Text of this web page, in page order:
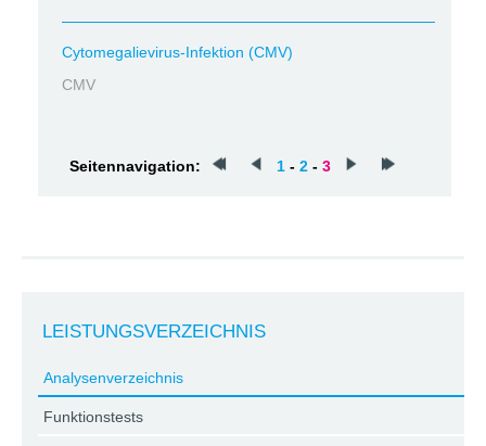
Cytomegalievirus-Infektion (CMV)
CMV
Seitennavigation: 1 - 2 - 3
LEISTUNGSVERZEICHNIS
Analysenverzeichnis
Funktionstests